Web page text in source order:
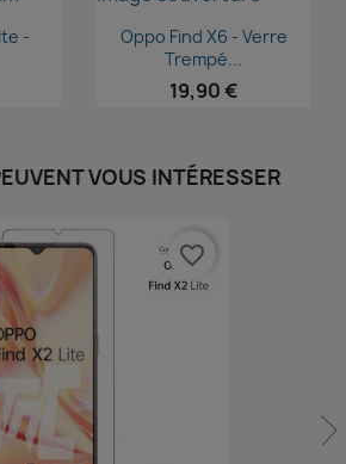
-
Aperçu rapide
Oppo Find X6 - Verre
Trempé...
19,90 €
VOUS INTÉRESSER
favorite_border